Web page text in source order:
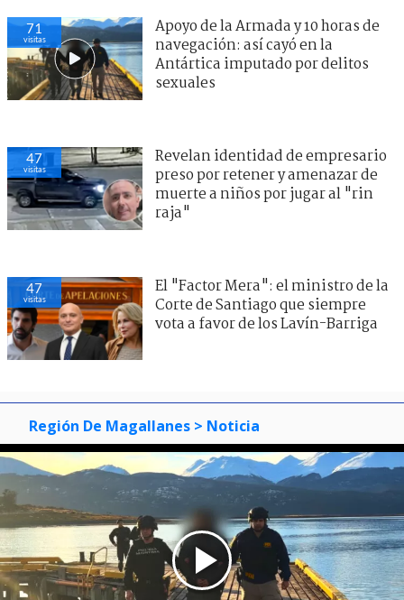
71
visitas
Apoyo de la Armada y 10 horas de
navegación: así cayó en la
Antártica imputado por delitos
sexuales
47
visitas
Revelan identidad de empresario
preso por retener y amenazar de
muerte a niños por jugar al "rin
raja"
47
visitas
El "Factor Mera": el ministro de la
Corte de Santiago que siempre
vota a favor de los Lavín-Barriga
Región De Magallanes > Noticia